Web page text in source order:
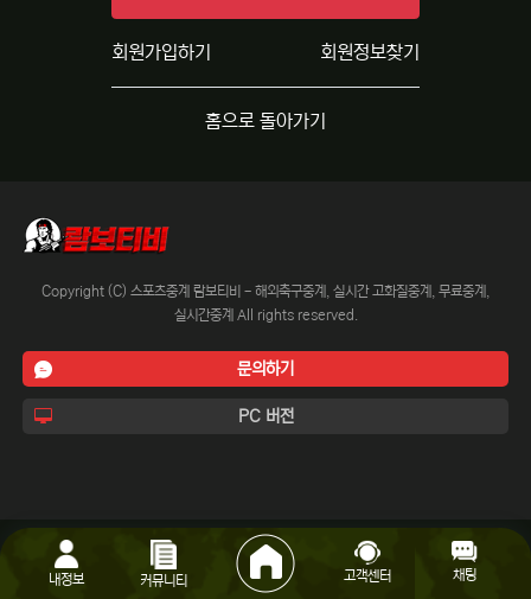
회원가입하기 회원정보찾기
홈으로 돌아가기
Copyright (C) 스포츠중계 람보티비 - 해외축구중계, 실시간 고화질중계, 무료중계,
실시간중계 All rights reserved.
문의하기
PC 버전
내정보 커뮤니티 고객센터 채팅